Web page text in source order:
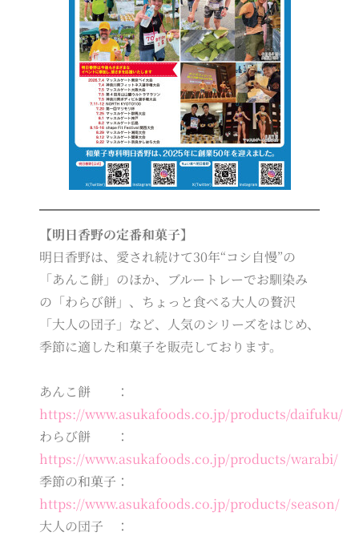
【明日香野の定番和菓子】
明日香野は、愛され続けて30年“コシ自慢”の
「あんこ餅」のほか、ブルートレーでお馴染み
の「わらび餅」、ちょっと食べる大人の贅沢
「大人の団子」など、人気のシリーズをはじめ、
季節に適した和菓子を販売しております。
あんこ餅 ：
https://www.asukafoods.co.jp/products/daifuku/
わらび餅 ：
https://www.asukafoods.co.jp/products/warabi/
季節の和菓子：
https://www.asukafoods.co.jp/products/season/
大人の団子 ：